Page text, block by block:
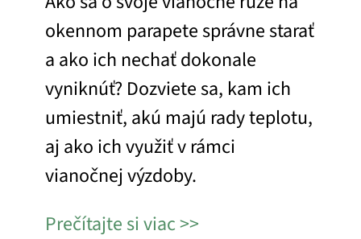
okennom parapete správne starať
a ako ich nechať dokonale
vyniknúť? Dozviete sa, kam ich
umiestniť, akú majú rady teplotu,
aj ako ich využiť v rámci
vianočnej výzdoby.
Prečítajte si viac